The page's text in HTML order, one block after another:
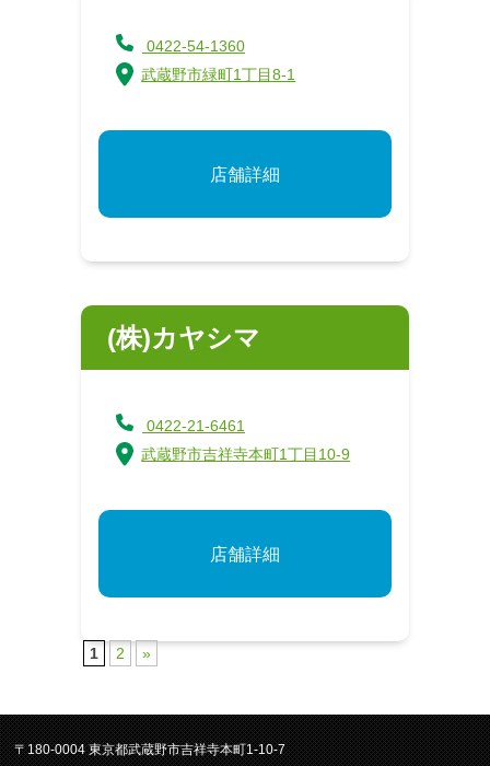
0422-54-1360
武蔵野市緑町1丁目8-1
店舗詳細
(株)カヤシマ
0422-21-6461
武蔵野市吉祥寺本町1丁目10-9
店舗詳細
1 2 »
〒180-0004 東京都武蔵野市吉祥寺本町1-10-7